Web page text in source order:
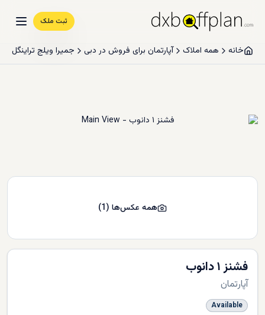
ثبت ملک
خانه همه املاک آپارتمان برای فروش در دبی جمیرا ویلج تراینگل
فشنز ۱ دانوب
آپارتمان
Available
همه عکس‌ها (
1
)